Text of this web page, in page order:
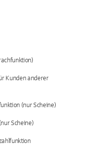
Kunden anderer
(nur Scheine)
Scheine)